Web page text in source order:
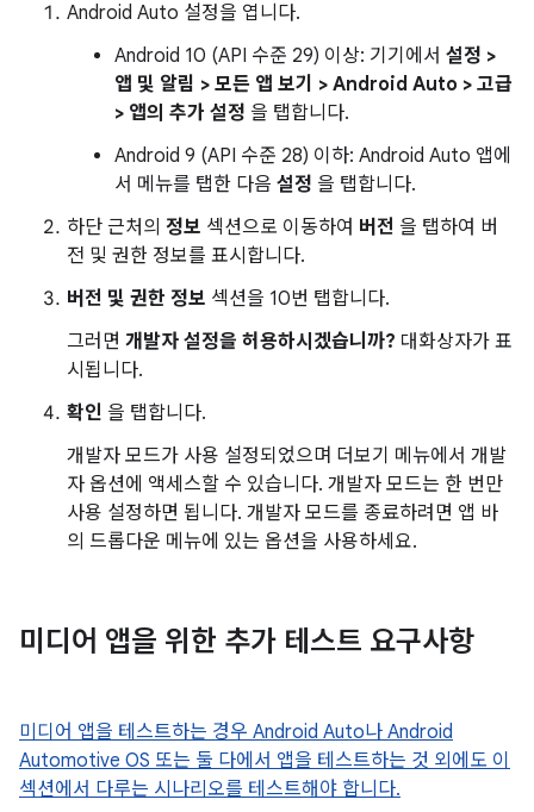
Android Auto 설정을 엽니다.
Android 10 (API 수준 29) 이상: 기기에서 설정 >
앱 및 알림 > 모든 앱 보기 > Android Auto > 고급
> 앱의 추가 설정 을 탭합니다.
Android 9 (API 수준 28) 이하: Android Auto 앱에
서 메뉴를 탭한 다음 설정 을 탭합니다.
하단 근처의 정보 섹션으로 이동하여 버전 을 탭하여 버
전 및 권한 정보를 표시합니다.
버전 및 권한 정보 섹션을 10번 탭합니다.
그러면 개발자 설정을 허용하시겠습니까? 대화상자가 표
시됩니다.
확인 을 탭합니다.
개발자 모드가 사용 설정되었으며 더보기 메뉴에서 개발
자 옵션에 액세스할 수 있습니다. 개발자 모드는 한 번만
사용 설정하면 됩니다. 개발자 모드를 종료하려면 앱 바
의 드롭다운 메뉴에 있는 옵션을 사용하세요.
미디어 앱을 위한 추가 테스트 요구사항
미디어 앱을 테스트하는 경우 Android Auto나 Android
Automotive OS 또는 둘 다에서 앱을 테스트하는 것 외에도 이
섹션에서 다루는 시나리오를 테스트해야 합니다.